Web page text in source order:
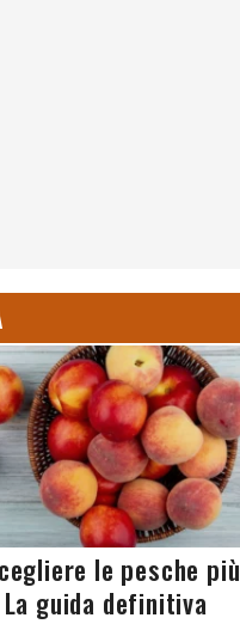
le pesche più
guida definitiva